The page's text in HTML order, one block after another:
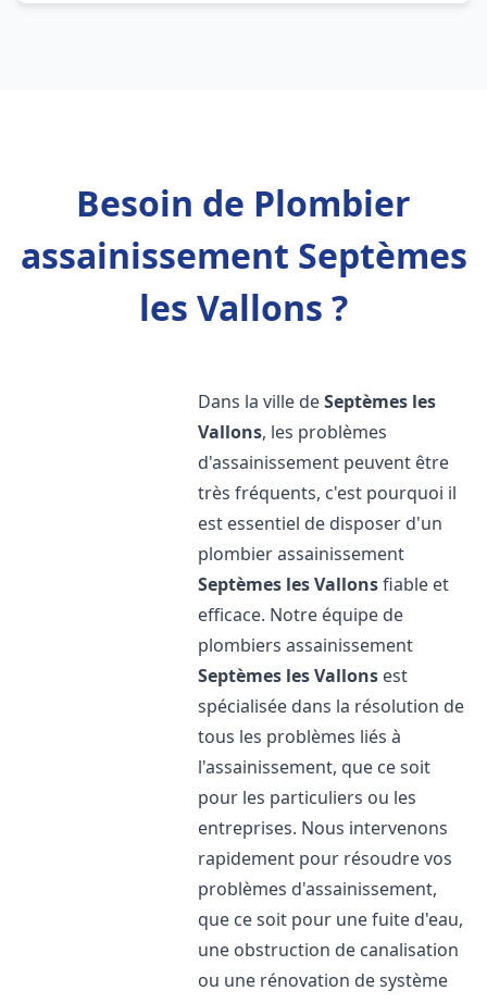
Besoin de Plombier
assainissement Septèmes
les Vallons ?
Dans la ville deSeptèmes les
Vallons, les problèmes
d'assainissement peuvent être
très fréquents, c'est pourquoi il
est essentiel de disposer d'un
plombier assainissement
Septèmes les Vallonsfiable et
efficace. Notre équipe de
plombiers assainissement
Septèmes les Vallons est
spécialisée dans la résolution de
tous les problèmes liés à
l'assainissement, que ce soit
pour les particuliers ou les
entreprises. Nous intervenons
rapidement pour résoudre vos
problèmes d'assainissement,
que ce soit pour une fuite d'eau,
une obstruction de canalisation
ou une rénovation de système